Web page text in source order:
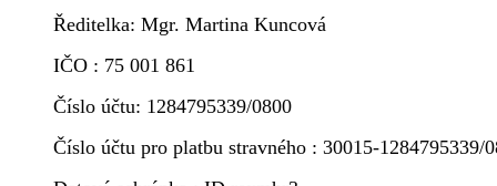
Ředitelka: Mgr. Martina Kuncová
IČO : 75 001 861
Číslo účtu: 1284795339/0800
Číslo účtu pro platbu stravného : 30015-1284795339/